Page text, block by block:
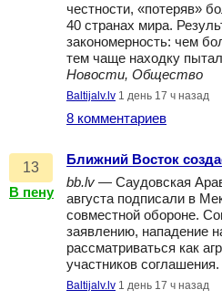
честности, «потеряв»
40 странах мира.
закономерность: чем
тем чаще находку
Новости, Общество
Baltijalv.lv 1 день 17 ч назад
8 комментариев
13
В пену
Ближний Восток
bb.lv — Саудовская
августа подписали в
совместной обороне.
заявлению, нападение
рассматриваться как
участников
Baltijalv.lv 1 день 17 ч назад